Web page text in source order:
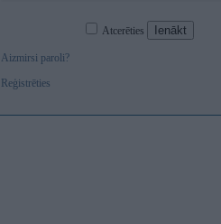
Atcerēties
Aizmirsi paroli?
Reģistrēties